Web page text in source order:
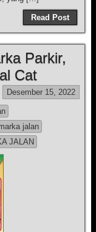
Read Post
Parkir,
Cat
Desember 15, 2022
jalan
JALAN